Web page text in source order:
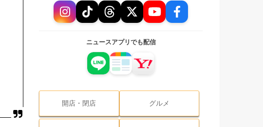
ニュースアプリでも配信
開店・閉店 グルメ